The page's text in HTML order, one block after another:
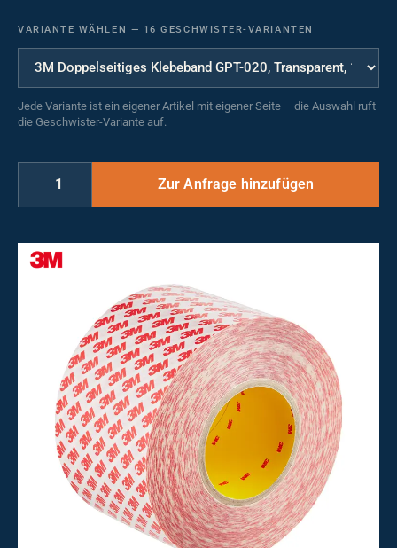
VARIANTE WÄHLEN — 16 GESCHWISTER-VARIANTEN
Jede Variante ist ein eigener Artikel mit eigener Seite – die Auswahl ruft
die Geschwister-Variante auf.